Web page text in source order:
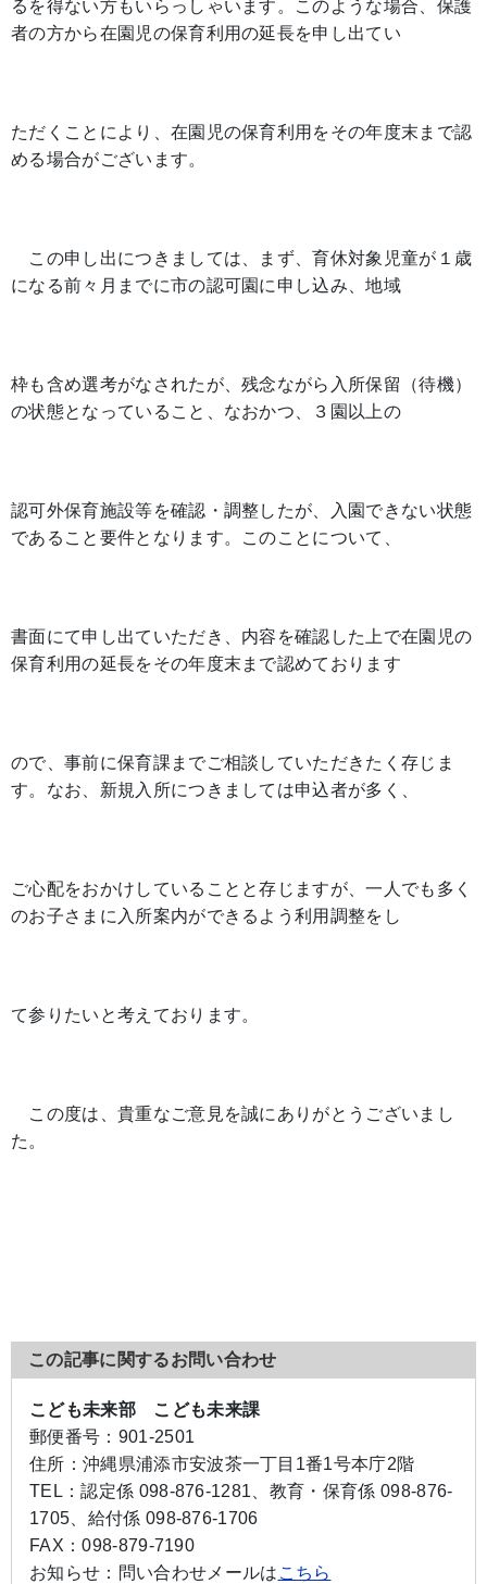
るを得ない方もいらっしゃいます。このような場合、保護
者の方から在園児の保育利用の延長を申し出てい
ただくことにより、在園児の保育利用をその年度末まで認
める場合がございます。
この申し出につきましては、まず、育休対象児童が１歳
になる前々月までに市の認可園に申し込み、地域
枠も含め選考がなされたが、残念ながら入所保留（待機）
の状態となっていること、なおかつ、３園以上の
認可外保育施設等を確認・調整したが、入園できない状態
であること要件となります。このことについて、
書面にて申し出ていただき、内容を確認した上で在園児の
保育利用の延長をその年度末まで認めております
ので、事前に保育課までご相談していただきたく存じま
す。なお、新規入所につきましては申込者が多く、
ご心配をおかけしていることと存じますが、一人でも多く
のお子さまに入所案内ができるよう利用調整をし
て参りたいと考えております。
この度は、貴重なご意見を誠にありがとうございまし
た。
この記事に関するお問い合わせ
こども未来部 こども未来課
郵便番号： 901-2501
住所： 沖縄県浦添市安波茶一丁目1番1号本庁2階
TEL：認定係 098-876-1281、教育・保育係 098-876-
1705、給付係 098-876-1706
FAX：098-879-7190
お知らせ： 問い合わせメールは こちら